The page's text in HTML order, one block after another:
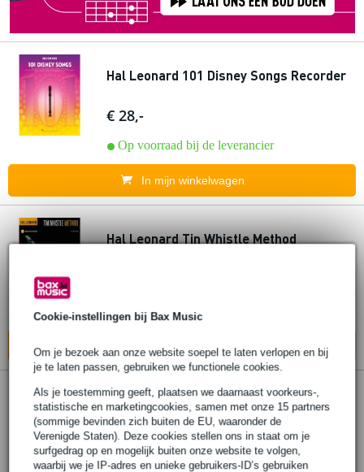
Cookie-instellingen bij Bax Music
Om je bezoek aan onze website soepel te laten verlopen en bij
je te laten passen, gebruiken we functionele cookies.
Als je toestemming geeft, plaatsen we daarnaast voorkeurs-,
statistische en marketingcookies, samen met onze 15 partners
(sommige bevinden zich buiten de EU, waaronder de
Verenigde Staten). Deze cookies stellen ons in staat om je
surfgedrag op en mogelijk buiten onze website te volgen,
waarbij we je IP-adres en unieke gebruikers-ID’s gebruiken
Hal Leonard 101 Disney Songs Recorder
€ 28,-
Op voorraad bij de leverancier
In mijn winkelwagen
Hal Leonard Tin Whistle Method
Op voorraad bij de leverancier
In mijn winkelwagen
Hal Leonard - Altblokfluit, het tweede
leerboek
Adviesprijs € 22,75 € 20,10